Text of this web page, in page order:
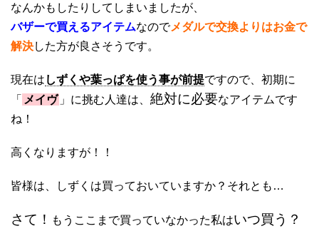
なんかもしたりしてしまいましたが、
バザーで買えるアイテムなのでメダルで交換よりはお金で
解決した方が良さそうです。
現在は しずくや葉っぱを使う事が前提ですので、初期に
「
メイヴ 」に挑む人達は、 絶対に必要なアイテムです
ね！
高くなりますが！！
皆様は、しずくは買っておいていますか？それとも…
さて！ もうここまで買っていなかった私はいつ買う？